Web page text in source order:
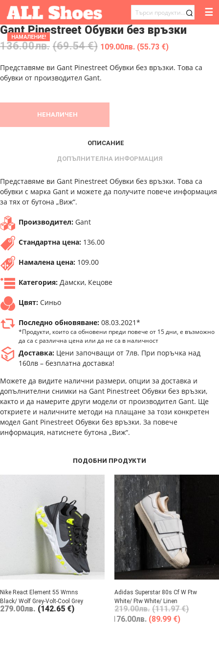
ТЪРСЕНЕ
ЗА:
☰
НАМАЛЕНИЕ!
Gant Pinestreet Обувки без връзки
136.00лв. (69.54 €) 109.00лв. (55.73 €)
Представяме ви Gant Pinestreet Обувки без връзки. Това са
обувки от производител Gant.
НЕНАЛИЧЕН
ОПИСАНИЕ
ДОПЪЛНИТЕЛНА ИНФОРМАЦИЯ
Представяме ви Gant Pinestreet Обувки без връзки. Това са
обувки с марка Gant и можете да получите повече информация
за тях от бутона „Виж“.
Производител: Gant
Стандартна цена: 136.00
Намалена цена: 109.00
Категория: Дамски, Кецове
Цвят: Синьо
Последно обновяване: 08.03.2021*
*Продукти, които са обновени преди повече от 15 дни, е възможно
да са с различна цена или да не са в наличност
Доставка: Цени започващи от 7лв. При поръчка над
160лв – безплатна доставка!
Можете да видите налични размери, опции за доставка и
допълнителни снимки на Gant Pinestreet Обувки без връзки,
както и да намерите други модели от производител Gant. Ще
откриете и наличните методи на плащане за този конкретен
модел Gant Pinestreet Обувки без връзки. За повече
информация, натиснете бутона „Виж“.
ПОДОБНИ ПРОДУКТИ
Nike React Element 55 Wmns
Black/ Wolf Grey-Volt-Cool Grey
279.00лв. (142.65 €)
Adidas Superstar 80s Cf W Ftw
White/ Ftw White/ Linen
219.00лв. (111.97 €)
176.00лв. (89.99 €)